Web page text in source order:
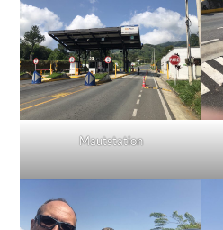
Mautstation